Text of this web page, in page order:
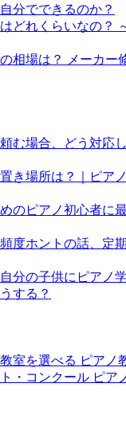
分でできるのか？
どれくらいなの？
相場は？ メーカー
む場合、どう対応
き場所は？｜ピア
のピアノ初心者に
度ホントの話、定
分の子供にピアノ
する？
室を選べる ピアノ
・コンクール ピア